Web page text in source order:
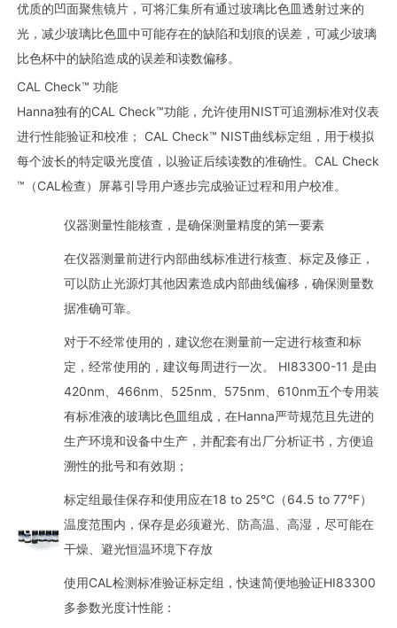
优质的凹面聚焦镜片，可将汇集所有通过玻璃比色皿透射过来的
光，减少玻璃比色皿中可能存在的缺陷和划痕的误差，可减少玻璃
比色杯中的缺陷造成的误差和读数偏移。
CAL Check™ 功能
Hanna独有的CAL Check™功能，允许使用NIST可追溯标准对仪表
进行性能验证和校准； CAL Check™ NIST曲线标定组，用于模拟
每个波长的特定吸光度值，以验证后续读数的准确性。CAL Check
™（CAL检查）屏幕引导用户逐步完成验证过程和用户校准。
仪器测量性能核查，是确保测量精度的第一要素
在仪器测量前进行内部曲线标准进行核查、标定及修正，
可以防止光源灯其他因素造成内部曲线偏移，确保测量数
据准确可靠。
对于不经常使用的，建议您在测量前一定进行核查和标
定，经常使用的，建议每周进行一次。 HI83300-11 是由
420nm、466nm、525nm、575nm、610nm五个专用装
有标准液的玻璃比色皿组成，在Hanna严苛规范且先进的
生产环境和设备中生产，并配套有出厂分析证书，方便追
溯性的批号和有效期；
标定组最佳保存和使用应在18 to 25°C（64.5 to 77°F）
温度范围内，保存是必须避光、防高温、高湿，尽可能在
干燥、避光恒温环境下存放
使用CAL检测标准验证标定组，快速简便地验证HI83300
多参数光度计性能：